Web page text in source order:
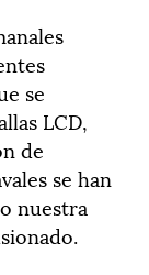
se
LCD,
de
se han
nuestra